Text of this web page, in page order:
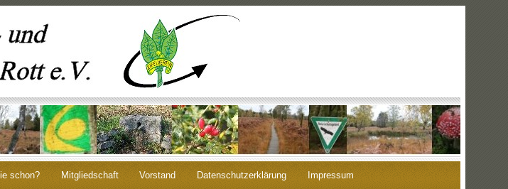
schon? Mitgliedschaft Vorstand Datenschutzerklärung Impressum